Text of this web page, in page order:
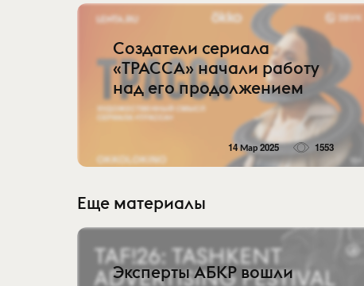
Создатели сериала
«ТРАССА» начали работу
над его продолжением
14 Мар 2025 1553
Еще материалы
Эксперты АБКР вошли